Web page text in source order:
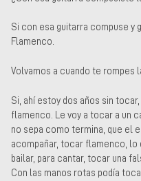
Si con esa guitarra compuse y
Flamenco.
Volvamos a cuando te rompes
Si, ahí estoy dos años sin
flamenco. Le voy a tocar a un
no sepa como termina, que el
acompañar, tocar flamenco,
bailar, para cantar, tocar una
Con las manos rotas podía